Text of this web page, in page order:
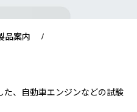
品案内
、自動車エンジンなどの試験